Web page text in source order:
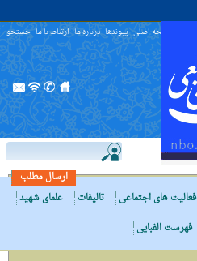
صفحه اصلی پیوندها درباره ما ارتباط با ما جستجو
ارسال مطلب
فعالیت های اجتماعی تالیفات
علمای شهید
فهرست الفبایی